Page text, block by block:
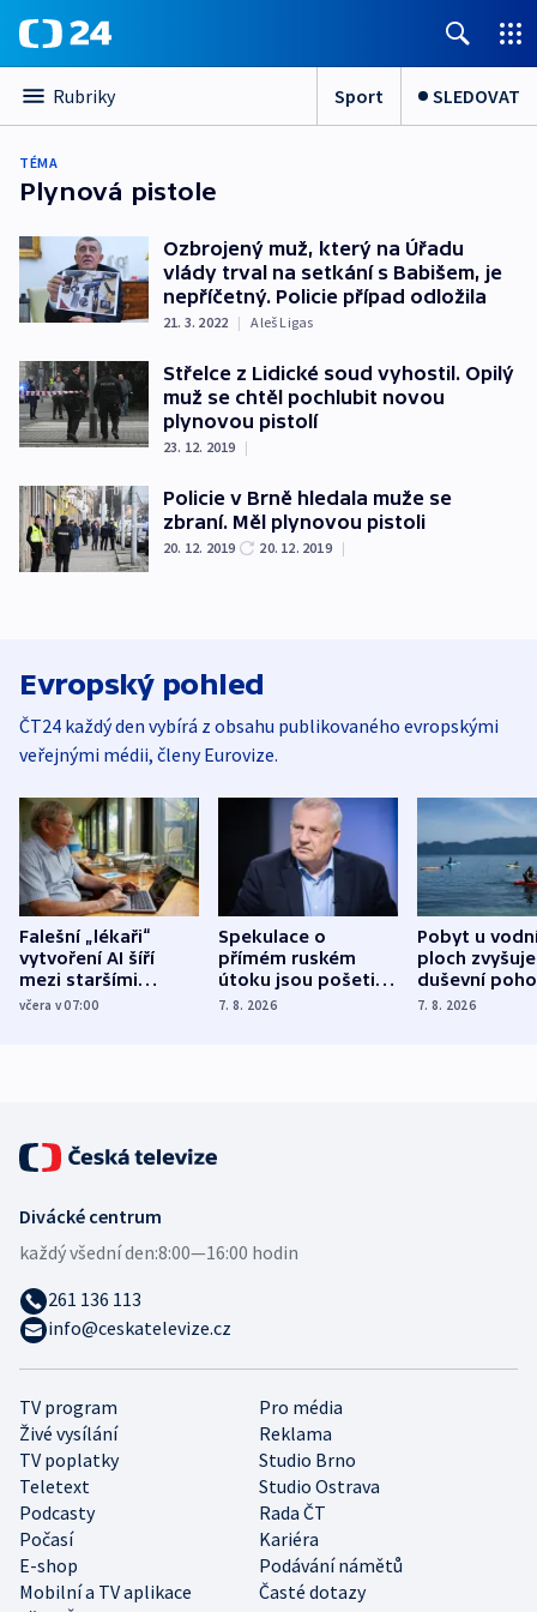
Rubriky Sport SLEDOVAT
TÉMA
Plynová pistole
Ozbrojený muž, který na Úřadu
vlády trval na setkání s Babišem, je
nepříčetný. Policie případ odložila
21. 3. 2022 | Aleš Ligas
Střelce z Lidické soud vyhostil. Opilý
muž se chtěl pochlubit novou
plynovou pistolí
23. 12. 2019 |
Policie v Brně hledala muže se
zbraní. Měl plynovou pistoli
20. 12. 2019 20. 12. 2019 |
Evropský pohled
ČT24 každý den vybírá z obsahu publikovaného evropskými
veřejnými médii, členy Eurovize.
Falešní „lékaři“
vytvoření AI šíří
mezi staršími
Poláky nebezpečné
včera v 07:00
Spekulace o
přímém ruském
útoku jsou pošetilé,
míní estonský
7. 8. 2026
Pobyt u
ploch zvyšuje
duševní
ukázala
7. 8. 2026
TV program
Pro média
Živé vysílání
Reklama
TV poplatky
Studio Brno
Teletext
Studio Ostrava
Podcasty
Rada ČT
Počasí
Kariéra
E-shop
Podávání námětů
Mobilní a TV aplikace
Časté dotazy
Divácké centrum
každý všední den:8:00—16:00 hodin
261 136 113
info@ceskatelevize.cz